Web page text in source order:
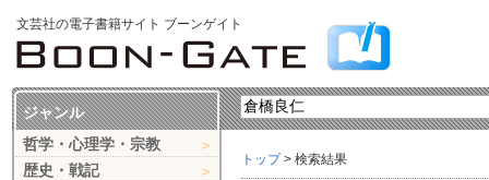
文芸社の電子書籍サイト ブーンゲイト
トップ> 検索結果
ジャンル
哲学・心理学・宗教
歴史・戦記